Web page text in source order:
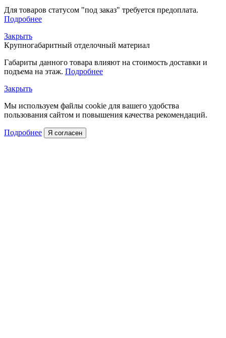
Для товаров статусом "под заказ" требуется предоплата.
Подробнее
Закрыть
Крупногабаритный отделочный материал
Габариты данного товара влияют на стоимость доставки и
подъема на этаж. Подробнее
Закрыть
Мы используем файлы cookie для вашего удобства
пользования сайтом и повышения качества рекомендаций.
Подробнее Я согласен